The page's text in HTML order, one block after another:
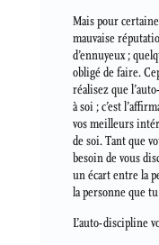
Mais pour
mauvaise
d’ennuyeux ;
obligé de faire.
réalisez que
à soi ; c’est
vos meilleurs
de soi. Tant que
besoin de vous
un écart entre la
la personne que
L’auto-discipline